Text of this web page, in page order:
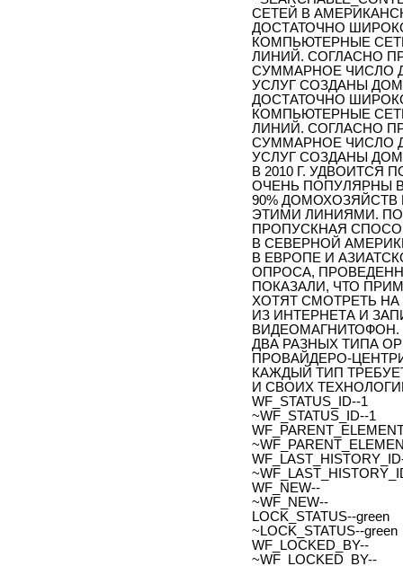
СЕТЕЙ В
ДОСТАТОЧНО
КОМПЬЮТЕРНЫЕ
ЛИНИЙ. СОГЛАСНО
СУММАРНОЕ ЧИСЛО
УСЛУГ СОЗДАНЫ
ДОСТАТОЧНО
КОМПЬЮТЕРНЫЕ
ЛИНИЙ. СОГЛАСНО
СУММАРНОЕ ЧИСЛО
УСЛУГ СОЗДАНЫ
В 2010 Г. УДВОИТСЯ
ОЧЕНЬ ПОПУЛЯРНЫ
90%
ЭТИМИ ЛИНИЯМИ. ПО
ПРОПУСКНАЯ
В СЕВЕРНОЙ
В ЕВРОПЕ И
ОПРОСА,
ПОКАЗАЛИ, ЧТО
ХОТЯТ СМОТРЕТЬ
ИЗ ИНТЕРНЕТА И
ДВА РАЗНЫХ ТИПА
ПРОВАЙДЕРО-
КАЖДЫЙ ТИП
И СВОИХ
WF_STATUS_ID--1
~WF_STATUS_ID--1
WF_NEW--
~WF_NEW--
LOCK_STATUS--green
~LOCK_STATUS--green
WF_LOCKED_BY--
~WF_LOCKED_BY--